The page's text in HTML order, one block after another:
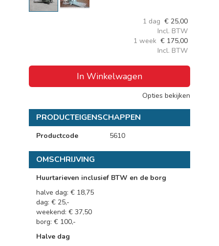
1 dag € 25,00
Incl. BTW
1 week € 175,00
Incl. BTW
In Winkelwagen
Opties bekijken
PRODUCTEIGENSCHAPPEN
Productcode 5610
OMSCHRIJVING
Huurtarieven inclusief BTW en de borg
halve dag: € 18,75
dag: € 25,-
weekend: € 37,50
borg: € 100,-
Halve dag